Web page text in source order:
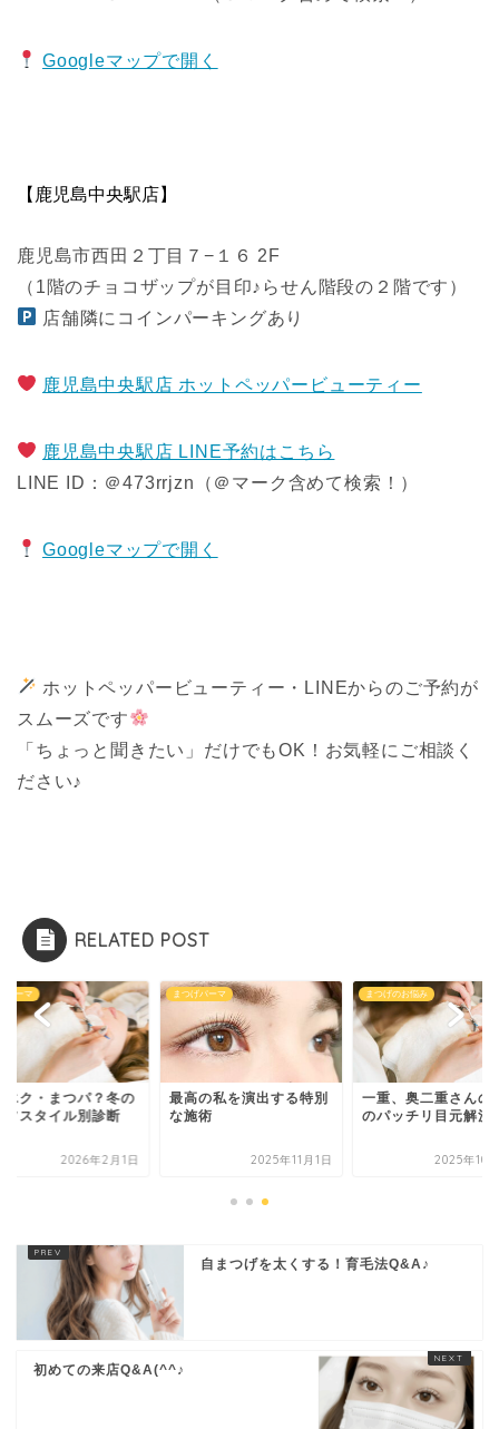
Googleマップで開く
【鹿児島中央駅店】
鹿児島市西田２丁目７−１６ 2F
（1階のチョコザップが目印♪らせん階段の２階です）
店舗隣にコインパーキングあり
鹿児島中央駅店 ホットペッパービューティー
鹿児島中央駅店 LINE予約はこちら
LINE ID：＠473rrjzn（＠マーク含めて検索！）
Googleマップで開く
ホットペッパービューティー・LINEからのご予約が
スムーズです
「ちょっと聞きたい」だけでもOK！お気軽にご相談く
ださい♪
RELATED POST
パーマ
エク・まつパ？冬の
フスタイル別診断
2026年2月1日
まつげパーマ
最高の私を演出する特別
な施術
2025年11月1日
まつげのお悩み
一重、奥二重さんの
のパッチリ目元解決
2025年10
自まつげを太くする！育毛法Q&A♪
初めての来店Q&A(^^♪